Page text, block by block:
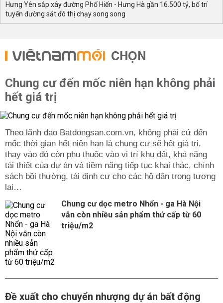
Hưng Yên sắp xây đường Phố Hiến - Hưng Hà gần 16.500 tỷ, bố trí
tuyến đường sắt đô thị chạy song song
CHỌN
Chung cư đến mốc niên hạn không phải
hết giá trị
Theo lãnh đạo Batdongsan.com.vn, không phải cứ đến
mốc thời gian hết niên hạn là chung cư sẽ hết giá trị,
thay vào đó còn phụ thuộc vào vị trí khu đất, khả năng
tái thiết của dự án và tiềm năng tiếp tục khai thác, chính
sách bồi thường, tái định cư cho các hộ dân trong tương
lai…
Chung cư dọc metro Nhổn - ga Hà Nội
vẫn còn nhiều sản phẩm thứ cấp từ 60
triệu/m2
Đề xuất cho chuyển nhượng dự án bất động